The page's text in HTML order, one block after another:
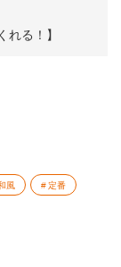
れる！】
風 定番